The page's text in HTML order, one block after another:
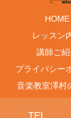
HOME
レッスン
講師ご
プライバシー
音楽教室澤村
TEL